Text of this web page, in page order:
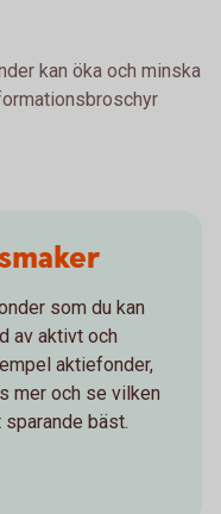
kan öka och minska
som du kan
av aktivt och
aktiefonder,
mer och se vilken
bäst.